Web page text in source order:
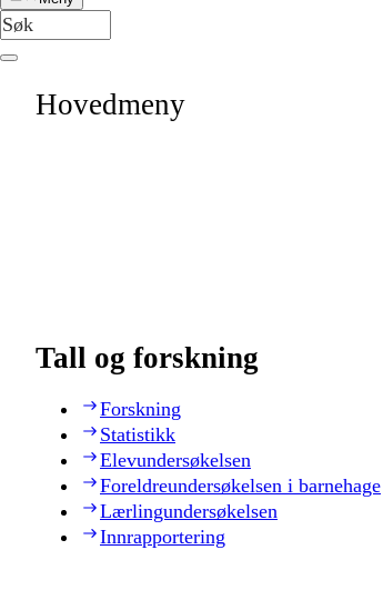
Hovedmeny
Tall og forskning
Forskning
Statistikk
Elevundersøkelsen
Foreldreundersøkelsen i barnehage
Lærlingundersøkelsen
Innrapportering